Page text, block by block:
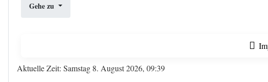
Gehe zu
Aktuelle Zeit: Samstag 8. August 2026, 09:39